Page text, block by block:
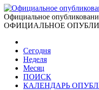
Официальное
ОФИЦИАЛЬНОЕ
Сегодня
Неделя
Месяц
ПОИСК
КАЛЕНДАРЬ